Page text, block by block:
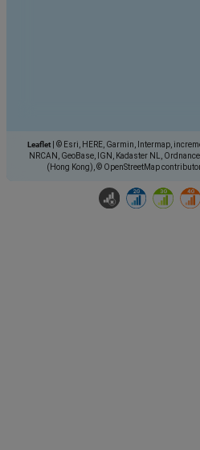
Leaflet
© Esri, HERE, Garmin, Intermap,
NRCAN, GeoBase, IGN, Kadaster NL,
(Hong Kong), © OpenStreetMap